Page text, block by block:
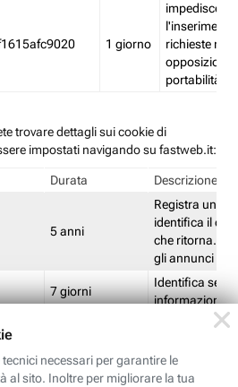
1 giorno
impedisce
l'inserimento
richieste
opposizione
portabilità
trovare dettagli sui cookie di
impostati navigando su fastweb.it:
Durata Descrizione
5 anni
Registra un ID
identifica il
che ritorna.
gli annunci
7 giorni
Identifica se
informazioni
Limite di
Identifica se